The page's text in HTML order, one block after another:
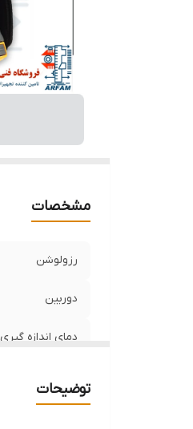
مشخصات
رزولوشن
دوربین
دمای اندازه گیری
توضیحات